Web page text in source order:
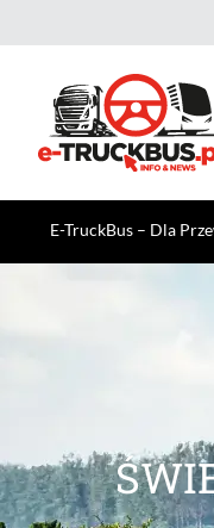
E-TruckBus – Dla